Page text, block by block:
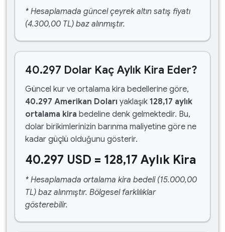
* Hesaplamada güncel çeyrek altın satış fiyatı
(4.300,00 TL) baz alınmıştır.
40.297 Dolar Kaç Aylık Kira Eder?
Güncel kur ve ortalama kira bedellerine göre,
40.297 Amerikan Doları yaklaşık 128,17 aylık
ortalama kira bedeline denk gelmektedir. Bu,
dolar birikimlerinizin barınma maliyetine göre ne
kadar güçlü olduğunu gösterir.
40.297 USD = 128,17 Aylık Kira
* Hesaplamada ortalama kira bedeli (15.000,00
TL) baz alınmıştır. Bölgesel farklılıklar
gösterebilir.